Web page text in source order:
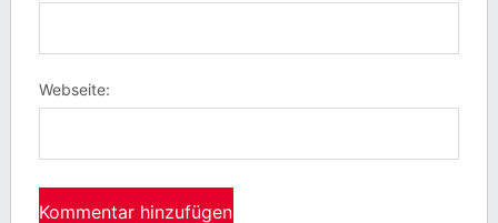
Webseite: